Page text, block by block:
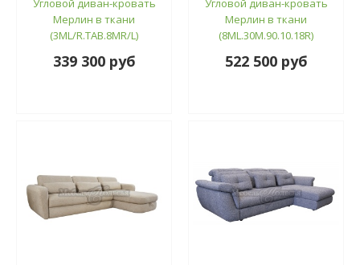
Угловой диван-кровать
Мерлин в ткани
(3МL/R.ТАВ.8МR/L)
339 300 руб
Угловой диван-кровать
Мерлин в ткани
(8ML.30M.90.10.18R)
522 500 руб